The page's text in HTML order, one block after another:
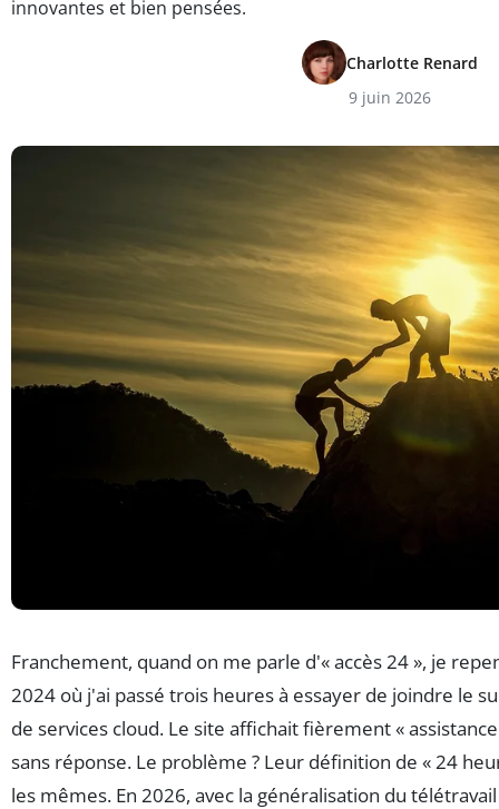
innovantes et bien pensées.
Charlotte Renard
9 juin 2026
Franchement, quand on me parle d'« accès 24 », je
2024 où j'ai passé trois heures à essayer de joindre le
de services cloud. Le site affichait fièrement «
sans réponse. Le problème ? Leur définition de « 24
les mêmes. En 2026, avec la généralisation du